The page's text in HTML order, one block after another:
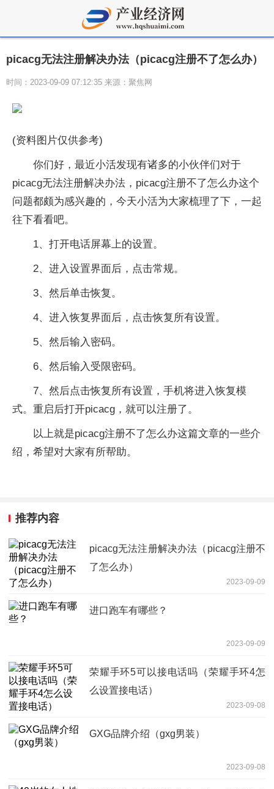
picacg无法注册解决办法（picacg注册不了怎么办）
时间：2023-09-09 07:12:35 来源：聚焦网
(资料图片仅供参考)
你们好，最近小活发现有诸多的小伙伴们对于
picacg无法注册解决办法，picacg注册不了怎么办这个
问题都颇为感兴趣的，今天小活为大家梳理了下，一起
往下看看吧。
1、打开电话屏幕上的设置。
2、进入设置界面后，点击常规。
3、然后单击恢复。
4、进入恢复界面后，点击恢复所有设置。
5、然后输入密码。
6、然后输入受限密码。
7、然后点击恢复所有设置，手机将进入恢复模
式。重启后打开picacg，就可以注册了。
以上就是picacg注册不了怎么办这篇文章的一些介
绍，希望对大家有所帮助。
推荐内容
picacg无法注册解决办法（picacg注册不
了怎么办）
2023-09-09
进口跑车有哪些？
2023-09-09
荣耀手环5可以接电话吗（荣耀手环4怎
么设置接电话）
2023-09-08
GXG品牌介绍（gxg男装）
2023-09-08